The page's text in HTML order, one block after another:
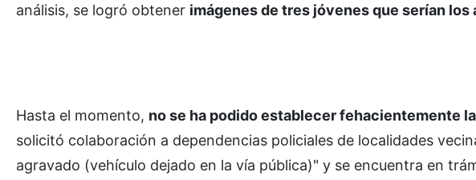
análisis, se logró obtener imágenes de tres jóvenes que serían
Hasta el momento, no se ha podido establecer fehacientemente
solicitó colaboración a dependencias policiales de localidades
agravado (vehículo dejado en la vía pública)" y se encuentra en